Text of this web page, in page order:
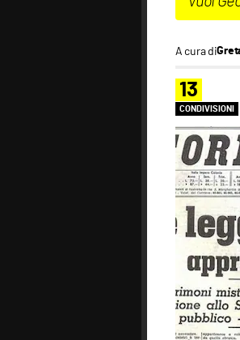
A cura di
13
CONDIVISIONI